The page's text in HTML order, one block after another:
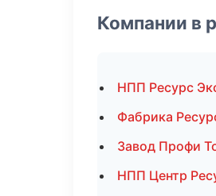
Компании в
НПП Ресурс
Фабрика
Завод Профи
НПП Центр